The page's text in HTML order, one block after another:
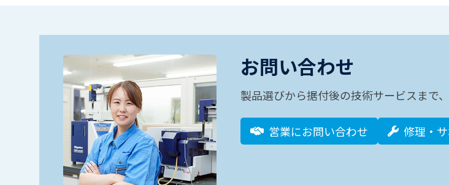
お問い合わせ
製品選びから据付後の技術サービスまで
営業にお問い合わせ 修理・